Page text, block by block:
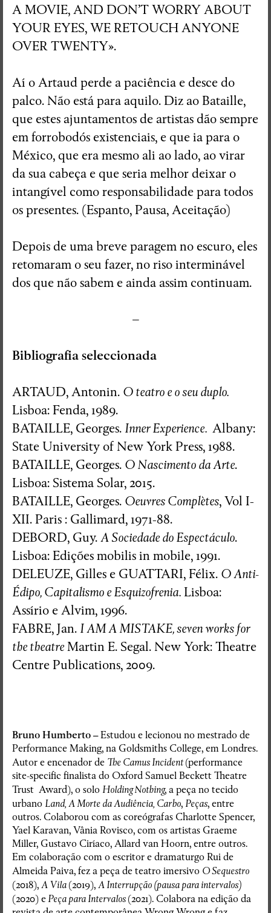
A MOVIE, AND DON’T WORRY ABOUT
YOUR EYES, WE RETOUCH ANYONE
OVER TWENTY».
Aí o Artaud perde a paciência e desce do
palco. Não está para aquilo. Diz ao Bataille,
que estes ajuntamentos de artistas dão sempre
em forrobodós existenciais, e que ia para o
México, que era mesmo ali ao lado, ao virar
da sua cabeça e que seria melhor deixar o
intangível como responsabilidade para todos
os presentes. (Espanto, Pausa, Aceitação)
Depois de uma breve paragem no escuro, eles
retomaram o seu fazer, no riso interminável
dos que não sabem e ainda assim continuam.
–
Bibliografia seleccionada
ARTAUD, Antonin. O teatro e o seu duplo.
Lisboa: Fenda, 1989.
BATAILLE, Georges. Inner Experience. Albany:
State University of New York Press, 1988.
BATAILLE, Georges. O Nascimento da Arte.
Lisboa: Sistema Solar, 2015.
BATAILLE, Georges. Oeuvres Complètes, Vol I-
XII. Paris : Gallimard, 1971-88.
DEBORD, Guy.A Sociedade do Espectáculo.
Lisboa: Edições mobilis in mobile, 1991.
DELEUZE, Gilles e GUATTARI, Félix. O Anti-
Édipo, Capitalismo e Esquizofrenia.Lisboa:
Assírio e Alvim, 1996.
FABRE, Jan. I AM A MISTAKE, seven works for
the theatreMartin E. Segal. New York: Theatre
Centre Publications, 2009.
Bruno Humberto –Estudou e lecionou no mestrado de
Performance Making, na Goldsmiths College, em Londres.
Autor e encenador de The Camus Incident(performance
site-specific finalista do Oxford Samuel Beckett Theatre
Trust Award), o solo Holding Nothing, a peça no tecido
urbano Land, A Morte da Audiência, Carbo, Peças, entre
outros. Colaborou com as coreógrafas Charlotte Spencer,
Yael Karavan, Vânia Rovisco, com os artistas Graeme
Miller, Gustavo Ciríaco, Allard van Hoorn, entre outros.
Em colaboração com o escritor e dramaturgo Rui de
Almeida Paiva, fez a peça de teatro imersivo O Sequestro
(2018), A Vila (2019), A Interrupção (pausa para intervalos)
(2020) ePeça para Intervalos (2021). Colabora na edição da